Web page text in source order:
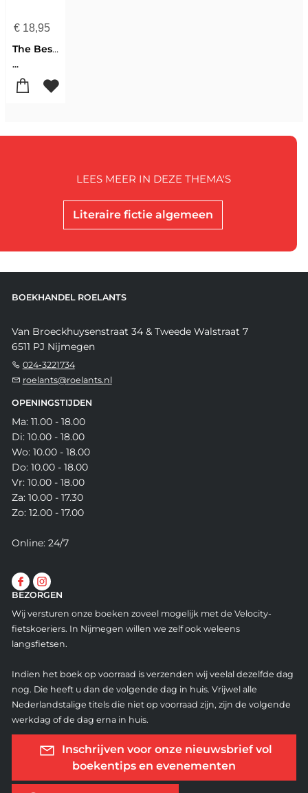
€18,95
The Best American Science Fiction and Fantasy 2016
...
Literaire fictie algemeen
LEES MEER IN DEZE THEMA'S
BOEKHANDEL ROELANTS
Van Broeckhuysenstraat 34 & Tweede Walstraat 7
6511 PJ Nijmegen
024-3221734
roelants@roelants.nl
OPENINGSTIJDEN
Ma: 11.00 - 18.00
Di: 10.00 - 18.00
Wo: 10.00 - 18.00
Do: 10.00 - 18.00
Vr: 10.00 - 18.00
Za: 10.00 - 17.30
Zo: 12.00 - 17.00
Online: 24/7
BEZORGEN
Wij versturen onze boeken zoveel mogelijk met de Velocity-
fietskoeriers. In Nijmegen willen we zelf ook weleens
langsfietsen.
Indien het boek op voorraad is verzenden wij veelal dezelfde dag
nog. Die heeft u dan de volgende dag in huis. Vrijwel alle
Nederlandstalige titels die niet op voorraad zijn, zijn de volgende
werkdag of de dag erna in huis.
Inschrijven voor onze nieuwsbrief vol
boekentips en evenementen